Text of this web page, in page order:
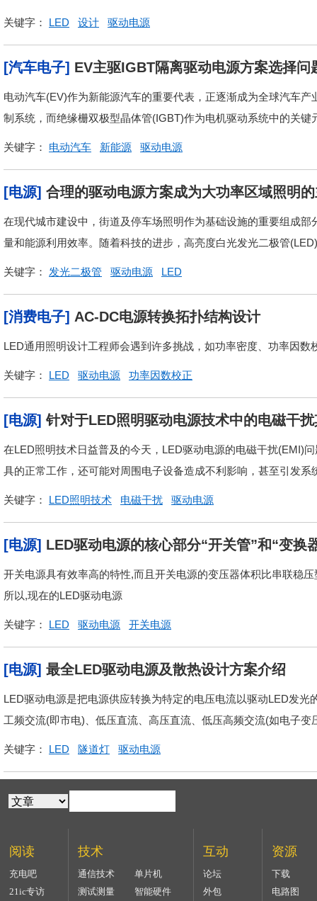
关键字： LED 设计 驱动电源
[汽车电子] EV主驱IGBT隔离驱动电源方案选择问
电动汽车(EV)作为新能源汽车的重要代表，正逐渐成为全球汽车
制系统，而绝缘栅双极型晶体管(IGBT)作为电机驱动系统中的关
关键字： 电动汽车 新能源 驱动电源
[电源] 合理的驱动电源方案成为大功率区域照明
在现代城市建设中，街道及停车场照明作为基础设施的重要组成
量和能源利用效率。随着科技的进步，高亮度白光发光二极管
关键字： 发光二极管 驱动电源 LED
[消费电子] AC-DC电源转换拓扑结构设计
LED通用照明设计工程师会遇到许多挑战，如功率密度、功率因数
关键字： LED 驱动电源 功率因数校正
[电源] 针对于LED照明驱动电源技术中的电磁干
在LED照明技术日益普及的今天，LED驱动电源的电磁干扰(EMI)
具的正常工作，还可能对周围电子设备造成不利影响，甚至引发
关键字： LED照明技术 电磁干扰 驱动电源
[电源] LED驱动电源的核心部分“开关管”和“变换
开关电源具有效率高的特性,而且开关电源的变压器体积比串联稳
所以,现在的LED驱动电源
关键字： LED 驱动电源 开关电源
[电源] 最全LED驱动电源及散热设计方案介绍
LED驱动电源是把电源供应转换为特定的电压电流以驱动LED发
工频交流(即市电)、低压直流、高压直流、低压高频交流(如电子变
关键字： LED 隧道灯 驱动电源
阅读
充电吧
21ic专访
技术
通信技术
单片机
测试测量
智能硬件
互动
论坛
外包
资源
下载
电路图